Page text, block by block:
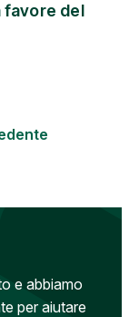
favore del
e abbiamo
per aiutare